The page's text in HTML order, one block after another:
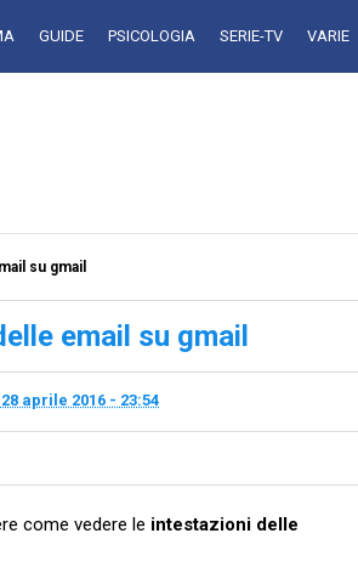
GUIDE PSICOLOGIA SERIE-TV VARIE
su gmail
email su gmail
aprile 2016 - 23:54
come vedere le intestazioni delle